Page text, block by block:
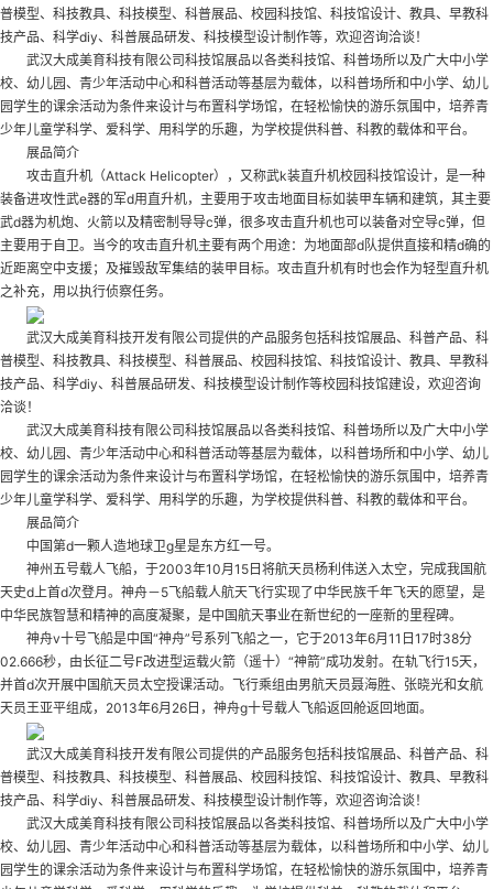
普模型、科技教具、科技模型、科普展品、校园科技馆、科技馆设计、教具、早教科
技产品、科学diy、科普展品研发、科技模型设计制作等，欢迎咨询洽谈！
武汉大成美育科技有限公司科技馆展品以各类科技馆、科普场所以及广大中小学
校、幼儿园、青少年活动中心和科普活动等基层为载体，以科普场所和中小学、幼儿
园学生的课余活动为条件来设计与布置科学场馆，在轻松愉快的游乐氛围中，培养青
少年儿童学科学、爱科学、用科学的乐趣，为学校提供科普、科教的载体和平台。
展品简介
攻击直升机（Attack Helicopter），又称武k装直升机校园科技馆设计，是一种
装备进攻性武e器的军d用直升机，主要用于攻击地面目标如装甲车辆和建筑，其主要
武d器为机炮、火箭以及精密制导导c弹，很多攻击直升机也可以装备对空导c弹，但
主要用于自卫。当今的攻击直升机主要有两个用途：为地面部d队提供直接和精d确的
近距离空中支援；及摧毁敌军集结的装甲目标。攻击直升机有时也会作为轻型直升机
之补充，用以执行侦察任务。
武汉大成美育科技开发有限公司提供的产品服务包括科技馆展品、科普产品、科
普模型、科技教具、科技模型、科普展品、校园科技馆、科技馆设计、教具、早教科
技产品、科学diy、科普展品研发、科技模型设计制作等校园科技馆建设，欢迎咨询
洽谈！
武汉大成美育科技有限公司科技馆展品以各类科技馆、科普场所以及广大中小学
校、幼儿园、青少年活动中心和科普活动等基层为载体，以科普场所和中小学、幼儿
园学生的课余活动为条件来设计与布置科学场馆，在轻松愉快的游乐氛围中，培养青
少年儿童学科学、爱科学、用科学的乐趣，为学校提供科普、科教的载体和平台。
展品简介
中国第d一颗人造地球卫g星是东方红一号。
神州五号载人飞船，于2003年10月15日将航天员杨利伟送入太空，完成我国航
天史d上首d次登月。神舟－5飞船载人航天飞行实现了中华民族千年飞天的愿望，是
中华民族智慧和精神的高度凝聚，是中国航天事业在新世纪的一座新的里程碑。
神舟v十号飞船是中国“神舟”号系列飞船之一，它于2013年6月11日17时38分
02.666秒，由长征二号F改进型运载火箭（遥十）“神箭”成功发射。在轨飞行15天，
并首d次开展中国航天员太空授课活动。飞行乘组由男航天员聂海胜、张晓光和女航
天员王亚平组成，2013年6月26日，神舟g十号载人飞船返回舱返回地面。
武汉大成美育科技开发有限公司提供的产品服务包括科技馆展品、科普产品、科
普模型、科技教具、科技模型、科普展品、校园科技馆、科技馆设计、教具、早教科
技产品、科学diy、科普展品研发、科技模型设计制作等，欢迎咨询洽谈！
武汉大成美育科技有限公司科技馆展品以各类科技馆、科普场所以及广大中小学
校、幼儿园、青少年活动中心和科普活动等基层为载体，以科普场所和中小学、幼儿
园学生的课余活动为条件来设计与布置科学场馆，在轻松愉快的游乐氛围中，培养青